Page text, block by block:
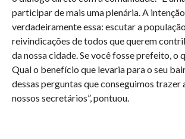
participar de mais uma plenária. A
verdadeiramente essa: escutar a
reivindicações de todos que querem
da nossa cidade. Se você fosse prefeito, o
Qual o benefício que levaria para o seu
dessas perguntas que conseguimos trazer
nossos secretários”, pontuou.